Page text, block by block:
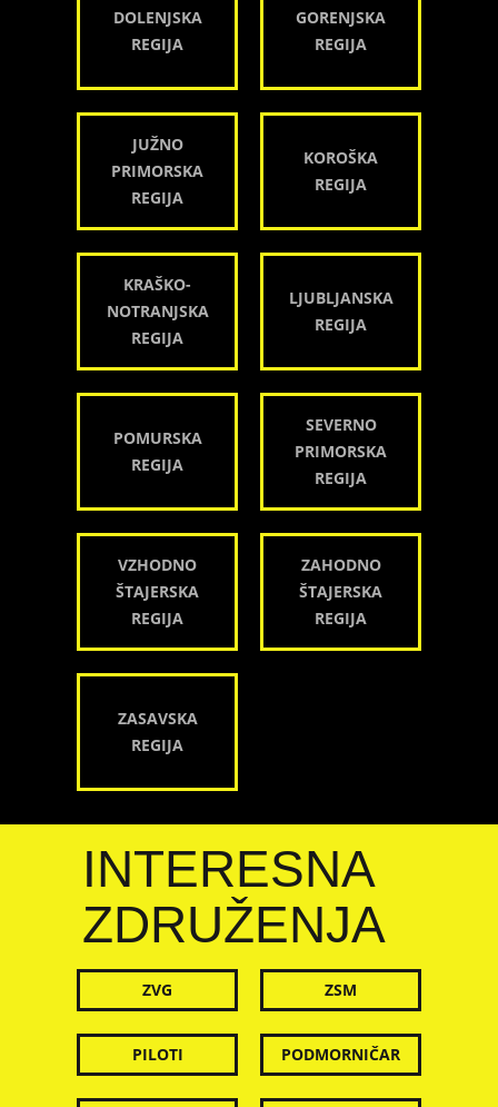
DOLENJSKA
REGIJA
GORENJSKA
REGIJA
JUŽNO
PRIMORSKA
REGIJA
KOROŠKA
REGIJA
KRAŠKO-
NOTRANJSKA
REGIJA
LJUBLJANSKA
REGIJA
POMURSKA
REGIJA
SEVERNO
PRIMORSKA
REGIJA
VZHODNO
ŠTAJERSKA
REGIJA
ZAHODNO
ŠTAJERSKA
REGIJA
ZASAVSKA
REGIJA
INTERESNA
ZDRUŽENJA
ZVG ZSM
PILOTI PODMORNIČAR